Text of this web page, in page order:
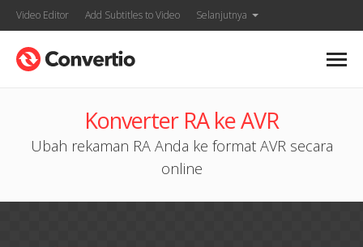
Video Editor Add Subtitles to Video Selanjutnya
Konverter RA ke AVR
Ubah rekaman RA Anda ke format AVR secara
online